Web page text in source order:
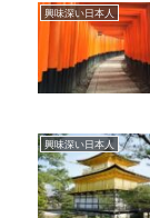
興味深い日本人
興味深い日本人